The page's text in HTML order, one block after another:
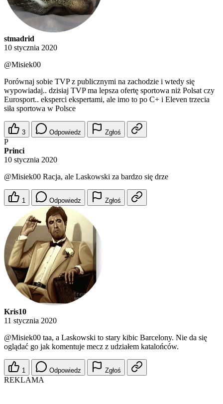
stmadrid
10 stycznia 2020
@Misiek00
Porównaj sobie TVP z publicznymi na zachodzie i wtedy się
wypowiadaj.. dzisiaj TVP ma lepsza ofertę sportowa niż Polsat czy
Eurosport.. eksperci ekspertami, ale imo to po C+ i Eleven trzecia
siła sportowa w Polsce
3 Odpowiedz Zgłoś
P
Princi
10 stycznia 2020
@Misiek00 Racja, ale Laskowski za bardzo się drze
1 Odpowiedz Zgłoś
Kris10
11 stycznia 2020
@Misiek00 taa, a Laskowski to stary kibic Barcelony. Nie da się
oglądać go jak komentuje mecz z udziałem katalońców.
1 Odpowiedz Zgłoś
REKLAMA